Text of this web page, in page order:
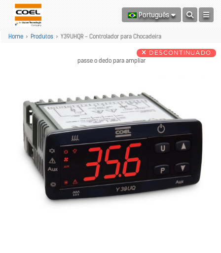
Português
Home > Produtos > Y39UHQR - Controlador para Chocadeira
DESCONTINUADO
passe o dedo para ampliar